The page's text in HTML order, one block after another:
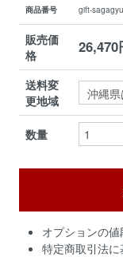
商品番号 gift-
販売価
格
送料変
更地域
数量
オプションの値
特定商取引法に